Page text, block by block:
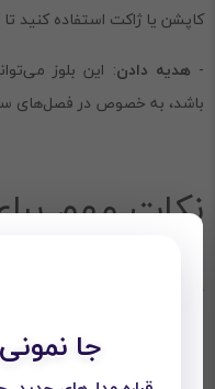
کاپشن یا ژاکت استفاده کنید
- هدیه دادن: این بلوز
باشد، به خصوص در فصل‌های
نکات مهم
در هنگام خرید بلوز دورس
جا